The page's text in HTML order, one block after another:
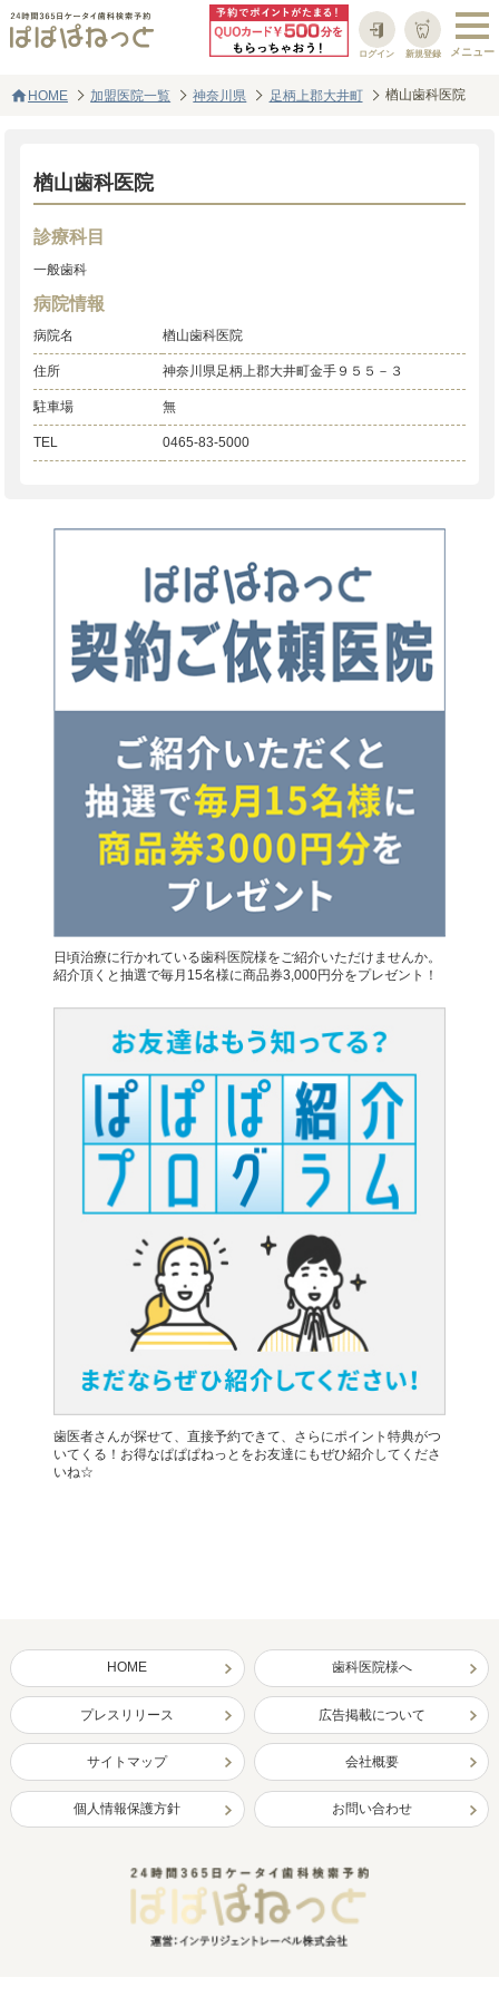
新規登録
ログイン
homeHOME 加盟医院一覧 神奈川県 足柄上郡大井町 楢山歯科医院
楢山歯科医院
診療科目
一般歯科
病院情報
病院名 楢山歯科医院
住所 神奈川県足柄上郡大井町金手９５５－３
駐車場 無
TEL 0465-83-5000
日頃治療に行かれている歯科医院様をご紹介いただけませんか。
紹介頂くと抽選で毎月15名様に商品券3,000円分をプレゼント！
歯医者さんが探せて、直接予約できて、さらにポイント特典がつ
いてくる！お得なぱぱぱねっとをお友達にもぜひ紹介してくださ
いね☆
HOME 歯科医院様へ
プレスリリース 広告掲載について
サイトマップ 会社概要
個人情報保護方針 お問い合わせ